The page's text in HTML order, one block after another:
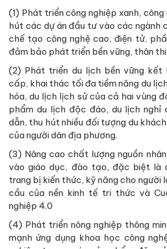
(1) Phát triển công nghiệp xanh,
hút các dự án đầu tư vào các ngành
chế tạo công nghệ cao, điện tử,
đảm bảo phát triển bền vững, thân
(2) Phát triển du lịch bền vững kết
cấp, khai thác tối đa tiềm năng du
hóa, du lịch lịch sử của cả hai vùng
phẩm du lịch độc đáo, du lịch nghỉ
dẫn, thu hút nhiều đối tượng du
của người dân địa phương.
(3) Nâng cao chất lượng nguồn
vào giáo dục, đào tạo, đặc biệt là
trang bị kiến thức, kỹ năng cho người
cầu của nền kinh tế tri thức và
nghiệp 4.0
(4) Phát triển nông nghiệp thông
mạnh ứng dụng khoa học công